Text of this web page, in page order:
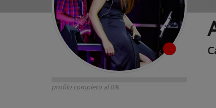
profilo completo al 0%